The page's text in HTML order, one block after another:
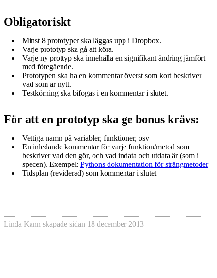
Obligatoriskt
Minst 8 prototyper ska läggas upp i Dropbox.
Varje prototyp ska gå att köra.
Varje ny prottyp ska innehålla en signifikant ändring jämfört
med föregående.
Prototypen ska ha en kommentar överst som kort beskriver
vad som är nytt.
Testkörning ska bifogas i en kommentar i slutet.
För att en prototyp ska ge bonus krävs:
Vettiga namn på variabler, funktioner, osv
En inledande kommentar för varje funktion/metod som
beskriver vad den gör, och vad indata och utdata är (som i
specen). Exempel: Pythons dokumentation för strängmetoder
Tidsplan (reviderad) som kommentar i slutet
Linda Kann skapade sidan 18 december 2013